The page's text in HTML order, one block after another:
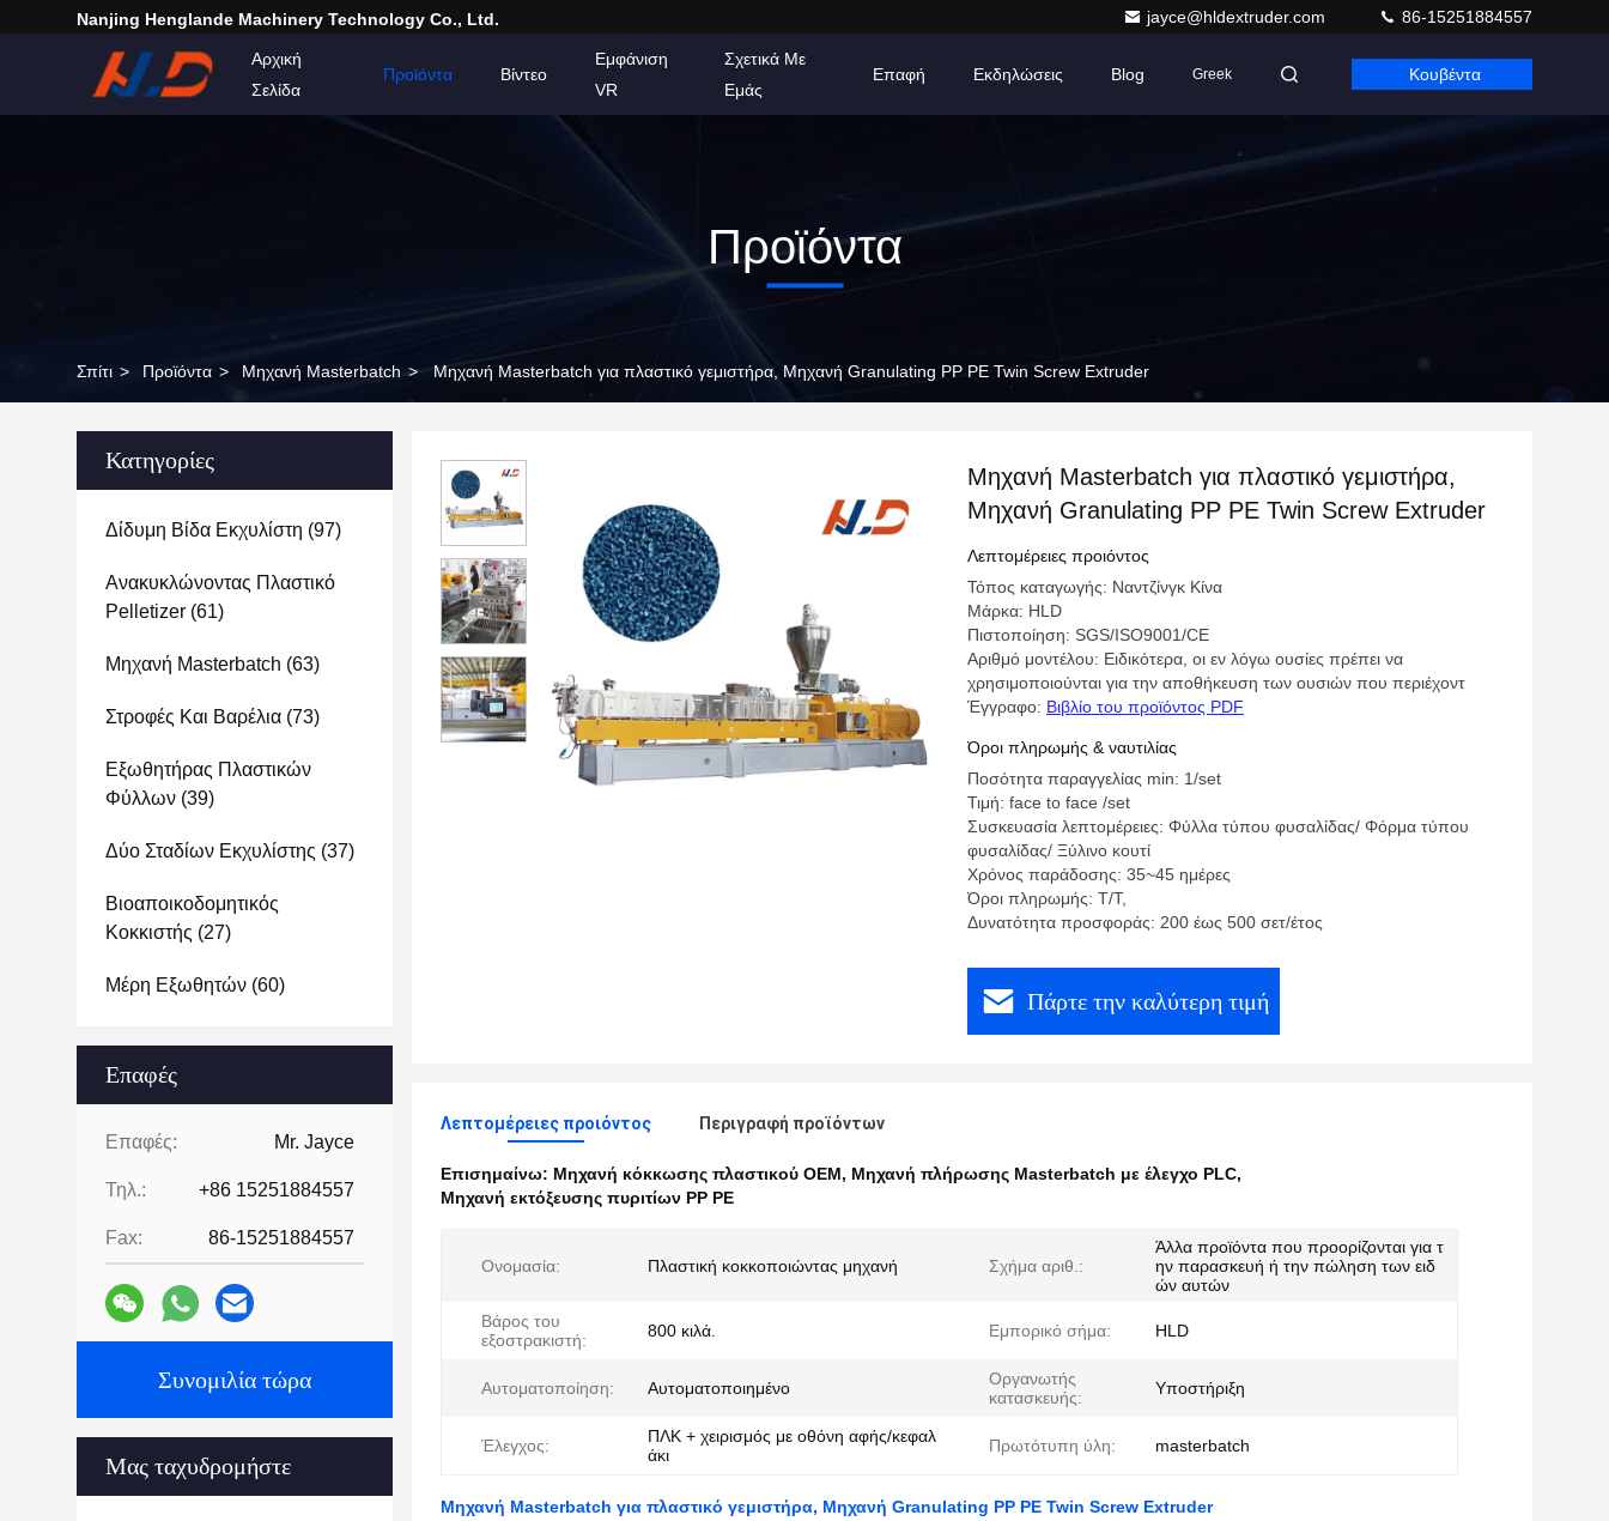
Nanjing Henglande Machinery Technology Co., Ltd. jayce@hldextruder.com 86-15251884557
Αρχική
Σελίδα
Προϊόντα Βίντεο
Εμφάνιση
VR
Σχετικά Με
Εμάς
Επαφή Εκδηλώσεις Blog Greek Κουβέντα
Προϊόντα
Σπίτι > Προϊόντα > Μηχανή Masterbatch > Μηχανή Masterbatch για πλαστικό γεμιστήρα, Μηχανή Granulating PP PE Twin Screw Extruder
Κατηγορίες
Δίδυμη Βίδα Εκχυλίστη (97)
Ανακυκλώνοντας Πλαστικό
Pelletizer (61)
Μηχανή Masterbatch (63)
Στροφές Και Βαρέλια (73)
Εξωθητήρας Πλαστικών
Φύλλων (39)
Δύο Σταδίων Εκχυλίστης (37)
Βιοαποικοδομητικός
Κοκκιστής (27)
Μέρη Εξωθητών (60)
Επαφές
Επαφές: Mr. Jayce
Τηλ.: +86 15251884557
Fax: 86-15251884557
Συνομιλία τώρα
Μας ταχυδρομήστε
Μηχανή Masterbatch για πλαστικό γεμιστήρα,
Μηχανή Granulating PP PE Twin Screw Extruder
Λεπτομέρειες προιόντος
Τόπος καταγωγής: Ναντζίνγκ Κίνα
Μάρκα: HLD
Πιστοποίηση: SGS/ISO9001/CE
Αριθμό μοντέλου: Ειδικότερα, οι εν λόγω ουσίες πρέπει να
χρησιμοποιούνται για την αποθήκευση των ουσιών που περιέχοντ
Έγγραφο: Βιβλίο του προϊόντος PDF
Όροι πληρωμής & ναυτιλίας
Ποσότητα παραγγελίας min: 1/set
Τιμή: face to face /set
Συσκευασία λεπτομέρειες: Φύλλα τύπου φυσαλίδας/ Φόρμα τύπου
φυσαλίδας/ Ξύλινο κουτί
Χρόνος παράδοσης: 35~45 ημέρες
Όροι πληρωμής: Τ/Τ,
Δυνατότητα προσφοράς: 200 έως 500 σετ/έτος
Πάρτε την καλύτερη τιμή
Λεπτομέρειες προιόντος Περιγραφή προϊόντων
Επισημαίνω: Μηχανή κόκκωσης πλαστικού OEM, Μηχανή πλήρωσης Masterbatch με έλεγχο PLC,
Μηχανή εκτόξευσης πυριτίων PP PE
Ονομασία: Πλαστική κοκκοποιώντας μηχανή Σχήμα αριθ.:
Άλλα προϊόντα που προορίζονται για τ
ην παρασκευή ή την πώληση των ειδ
ών αυτών
Βάρος του
εξοστρακιστή:
800 κιλά. Εμπορικό σήμα: HLD
Αυτοματοποίηση: Αυτοματοποιημένο
Οργανωτής
κατασκευής:
Υποστήριξη
Έλεγχος:
ΠΛΚ + χειρισμός με οθόνη αφής/κεφαλ
άκι
Πρωτότυπη ύλη: masterbatch
Μηχανή Masterbatch για πλαστικό γεμιστήρα, Μηχανή Granulating PP PE Twin Screw Extruder